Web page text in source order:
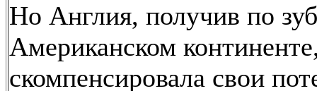
Но Англия, получив по
Американском
скомпенсировала свои